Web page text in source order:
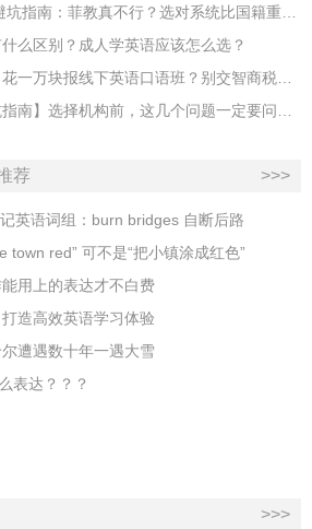
2026重庆成人英语外教避坑指南：菲教真不行？选对系统比国籍重要100倍！
么区别？成人学英语应该怎么选？
【山东职场人避坑指南】花一万块报线下英语口语班？别交智商税了！
【北京成人英语培训避坑指南】选择机构前，这几个问题一定要问清楚
荐 >>>
英语词组：burn bridges 自断后路
town red” 可不是“把小镇涂成红色”
用上的表达才不白费
造高效英语学习体验
遭遇数十年一遇大雪
表达？？？
>>>